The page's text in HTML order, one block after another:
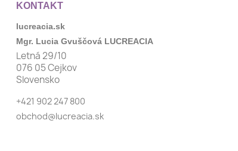
KONTAKT
lucreacia.sk
Mgr. Lucia Gvuščová LUCREACIA
Letná 29/10
076 05 Cejkov
Slovensko
+421 902 247 800
obchod@lucreacia.sk